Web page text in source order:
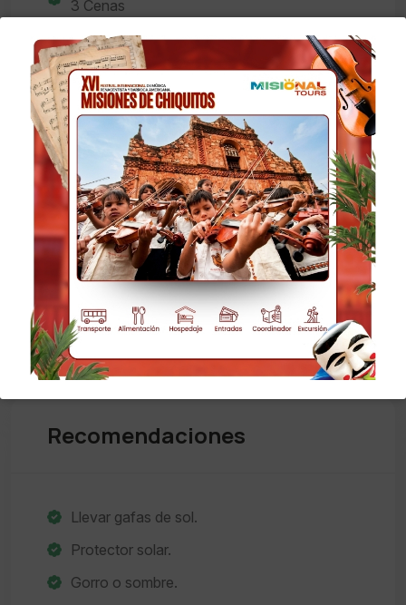
3 Cenas
No Incluye
Propinas.
Gastos personales.
Actividades no mencionadas.
Ningún tipo de bebidas
No incluye boletos aéreos.
Alimentación no mencionada en el
programa.
Recomendaciones
Llevar gafas de sol.
Protector solar.
Gorro o sombre.